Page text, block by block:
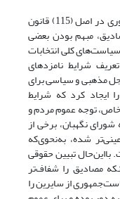
گرچه شرایط نامزدهای انتخابات ریاست‌جمهوری در اصل (115) قانون
مبهم بودن بعضی
کلی انتخابات
شرایط نامزدهای
مذهبی و سیاسی برای
ایجاد کرد که شرایط
توجه عموم مردم و
نگهبان، برخی از
شده، به‌نحوی‌که
تبیین حقوقی
مصادیق را شفاف‌تر
از سایرین را